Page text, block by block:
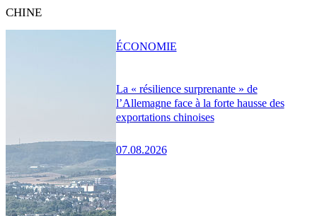
CHINE
La « résilience surprenante » de
l’Allemagne face à la forte hausse des
exportations chinoises
07.08.2026
ÉCONOMIE